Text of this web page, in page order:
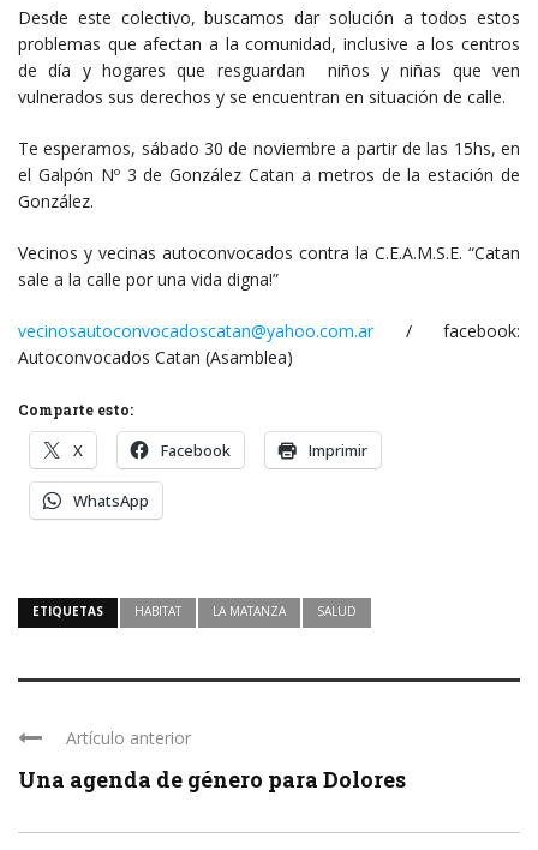
Desde este colectivo, buscamos dar solución a todos estos
problemas que afectan a la comunidad, inclusive a los centros
de día y hogares que resguardan niños y niñas que ven
vulnerados sus derechos y se encuentran en situación de calle.
Te esperamos, sábado 30 de noviembre a partir de las 15hs, en
el Galpón Nº 3 de González Catan a metros de la estación de
González.
Vecinos y vecinas autoconvocados contra la C.E.A.M.S.E. “Catan
sale a la calle por una vida digna!”
vecinosautoconvocadoscatan@yahoo.com.ar/ facebook:
Autoconvocados Catan (Asamblea)
Comparte esto:
X Facebook Imprimir
WhatsApp
ETIQUETAS HABITAT LA MATANZA SALUD
Artículo anterior
Una agenda de género para Dolores